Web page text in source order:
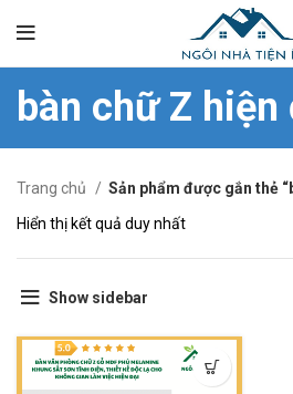
bàn chữ Z hiện
Trang chủ
Sản phẩm được gắn thẻ
Hiển thị kết quả duy nhất
Show sidebar